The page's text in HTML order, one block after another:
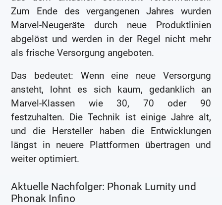
Zum Ende des vergangenen Jahres wurden
Marvel-Neugeräte durch neue Produktlinien
abgelöst und werden in der Regel nicht mehr
als frische Versorgung angeboten.
Das bedeutet: Wenn eine neue Versorgung
ansteht, lohnt es sich kaum, gedanklich an
Marvel-Klassen wie 30, 70 oder 90
festzuhalten. Die Technik ist einige Jahre alt,
und die Hersteller haben die Entwicklungen
längst in neuere Plattformen übertragen und
weiter optimiert.
Aktuelle Nachfolger: Phonak Lumity und
Phonak Infino